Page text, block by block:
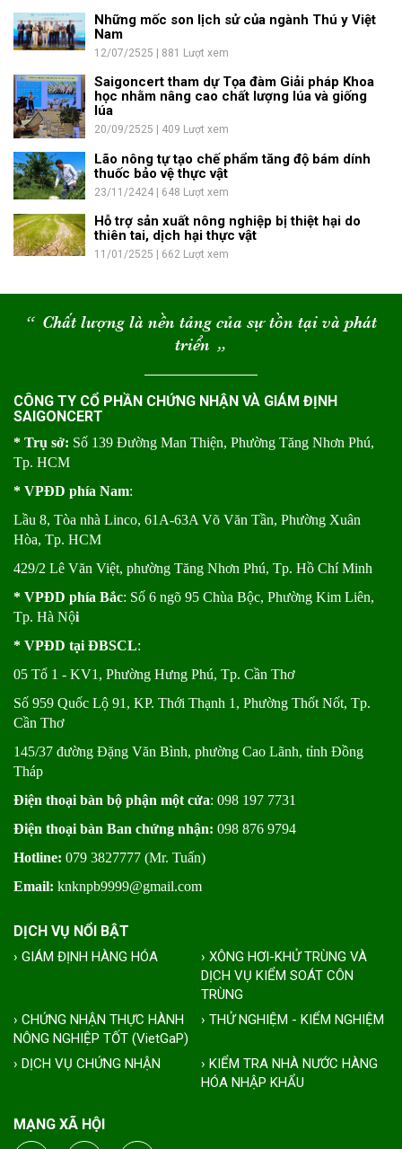
Những mốc son lịch sử của ngành Thú y Việt
Nam
12/07/2525 | 881 Lượt xem
Saigoncert tham dự Tọa đàm Giải pháp Khoa
học nhằm nâng cao chất lượng lúa và giống
lúa
20/09/2525 | 409 Lượt xem
Lão nông tự tạo chế phẩm tăng độ bám dính
thuốc bảo vệ thực vật
23/11/2424 | 648 Lượt xem
Hỗ trợ sản xuất nông nghiệp bị thiệt hại do
thiên tai, dịch hại thực vật
11/01/2525 | 662 Lượt xem
“ Chất lượng là nền tảng của sự tồn tại và phát
triển “
CÔNG TY CỔ PHẦN CHỨNG NHẬN VÀ GIÁM ĐỊNH
SAIGONCERT
* Trụ sở: Số 139 Đường Man Thiện, Phường Tăng Nhơn Phú,
Tp. HCM
* VPĐD phía Nam:
Lầu 8, Tòa nhà Linco, 61A-63A Võ Văn Tần, Phường Xuân
Hòa, Tp. HCM
429/2 Lê Văn Việt, phường Tăng Nhơn Phú, Tp. Hồ Chí Minh
* VPĐD phía Bắc: Số 6 ngõ 95 Chùa Bộc, Phường Kim Liên,
Tp. Hà Nội
* VPĐD tại ĐBSCL:
05 Tổ 1 - KV1, Phường Hưng Phú, Tp. Cần Thơ
Số 959 Quốc Lộ 91, KP. Thới Thạnh 1, Phường Thốt Nốt, Tp.
Cần Thơ
145/37 đường Đặng Văn Bình, phường Cao Lãnh, tỉnh Đồng
Tháp
Điện thoại bàn bộ phận một cửa: 098 197 7731
Điện thoại bàn Ban chứng nhận: 098 876 9794
Hotline: 079 3827777 (Mr. Tuấn)
Email: knknpb9999@gmail.com
DỊCH VỤ NỔI BẬT
› DỊCH VỤ CHỨNG NHẬN
› KIỂM TRA NHÀ NƯỚC HÀNG
HÓA NHẬP KHẨU
› CHỨNG NHẬN THỰC HÀNH
NÔNG NGHIỆP TỐT (VietGaP)
› THỬ NGHIỆM - KIỂM NGHIỆM
› GIÁM ĐỊNH HÀNG HÓA
› XÔNG HƠI-KHỬ TRÙNG VÀ
DỊCH VỤ KIỂM SOÁT CÔN
TRÙNG
MẠNG XÃ HỘI